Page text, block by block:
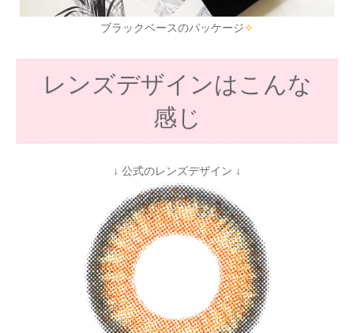
ブラックベースのパッケージ✧
レンズデザインはこんな
感じ
↓ 公式のレンズデザイン ↓